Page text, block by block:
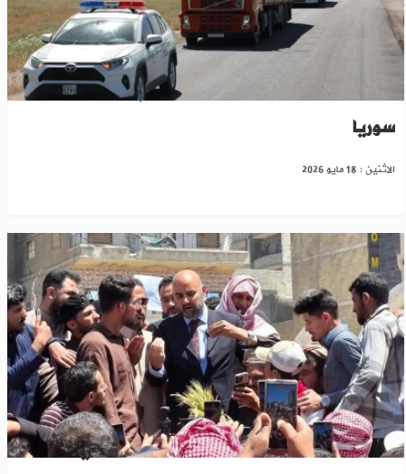
أول قافلة ترانزيت تعبر من تركيا إلى العراق عبر
سوريا
الاثنين : 18 مايو 2026
الرقة: تسعيرة القمح تشعل احتجاجات في أوساط